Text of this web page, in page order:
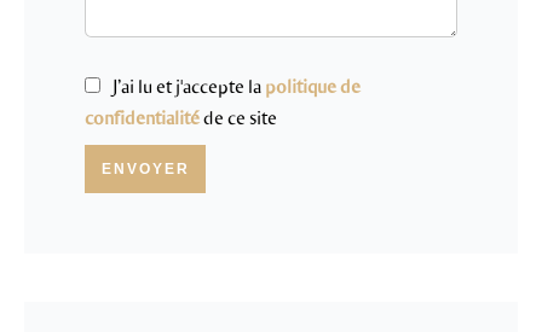
J’ai lu et j'accepte la politique de
confidentialitéde ce site
ENVOYER